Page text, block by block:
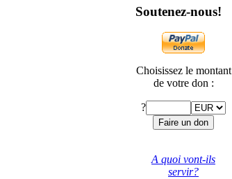
Soutenez-nous!
Choisissez le montant
de votre don :
?
A quoi vont-ils
servir?